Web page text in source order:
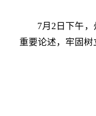
7月2日下午
重要论述，牢固